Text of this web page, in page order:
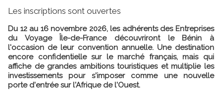
Les inscriptions sont ouvertes
Du 12 au 16 novembre 2026, les adhérents des Entreprises
du Voyage Île-de-France découvriront le Bénin à
l'occasion de leur convention annuelle. Une destination
encore confidentielle sur le marché français, mais qui
affiche de grandes ambitions touristiques et multiplie les
investissements pour s'imposer comme une nouvelle
porte d'entrée sur l'Afrique de l'Ouest.